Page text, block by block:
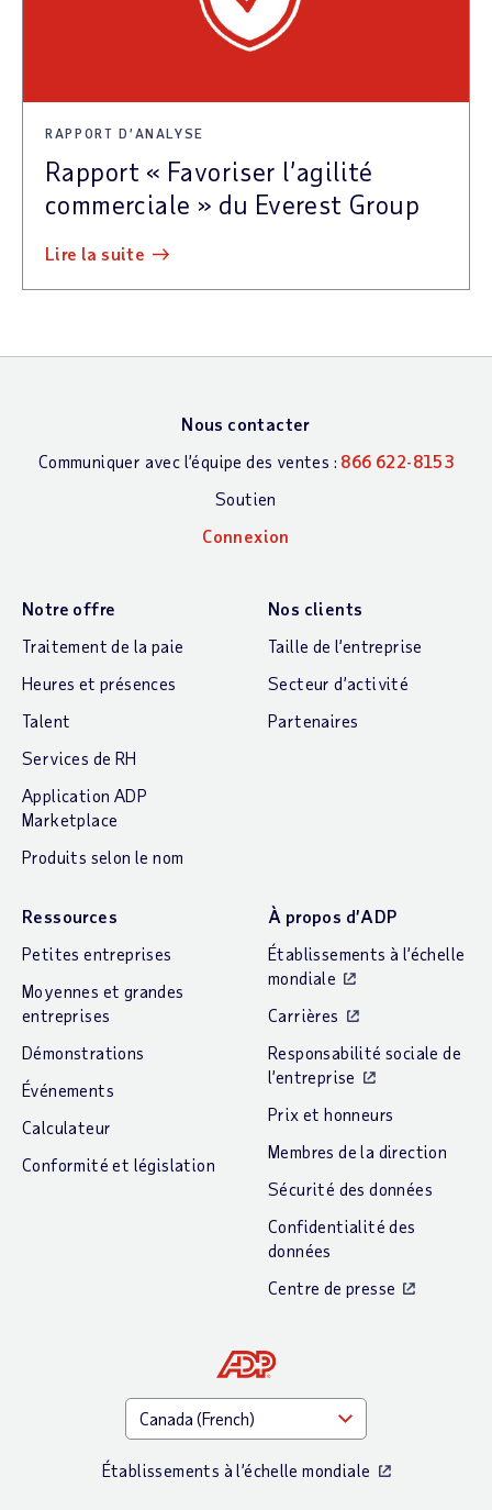
RAPPORT D’ANALYSE
Rapport « Favoriser l’agilité
commerciale » du Everest Group
lire la suite
Nous contacter
Communiquer avec l’équipe des ventes : 866 622-8153
Soutien
Connexion
Notre offre
Traitement de la paie
Heures et présences
Talent
Services de RH
Application ADP
Marketplace
Produits selon le nom
Nos clients
Taille de l’entreprise
Secteur d’activité
Partenaires
Ressources
Petites entreprises
Moyennes et grandes
entreprises
Démonstrations
Événements
Calculateur
Conformité et législation
À propos d’ADP
Établissements à l’échelle
mondiale
Carrières
Responsabilité sociale de
l’entreprise
Prix et honneurs
Membres de la direction
Sécurité des données
Confidentialité des
données
Centre de presse
Établissements à l’échelle mondiale